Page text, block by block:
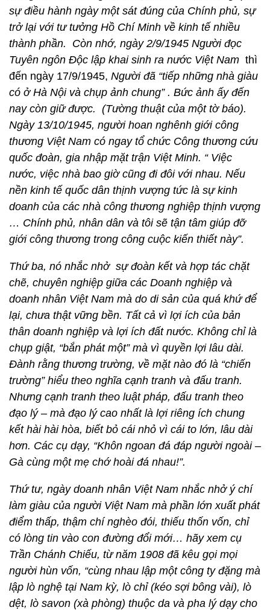
sự điều hành ngày một sát đúng của Chính phủ, sự
trở lại với tư tưởng Hồ Chí Minh về kinh tế nhiều
thành phần. Còn nhớ, ngày 2/9/1945 Người đọc
Tuyên ngôn Độc lập khai sinh ra nước Việt Nam thì
đến ngày 17/9/1945, Người đã “tiếp những nhà giàu
có ở Hà Nội và chụp ảnh chung” . Bức ảnh ấy đến
nay còn giữ được. (Tường thuật của một tờ báo).
Ngày 13/10/1945, người hoan nghênh giới công
thương Việt Nam có ngay tổ chức Công thương cứu
quốc đoàn, gia nhập mặt trận Việt Minh. “ Việc
nước, việc nhà bao giờ cũng đi đôi với nhau. Nếu
nền kinh tế quốc dân thịnh vượng tức là sự kinh
doanh của các nhà công thương nghiệp thịnh vượng
… Chính phủ, nhân dân và tôi sẽ tận tâm giúp đỡ
giới công thương trong công cuộc kiến thiết này”.
Thứ ba, nó nhắc nhở sự đoàn kết và hợp tác chặt
chẽ, chuyên nghiệp giữa các Doanh nghiệp và
doanh nhân Việt Nam mà do di sản của quá khứ để
lại, chưa thật vững bền. Tất cả vì lợi ích của bản
thân doanh nghiệp và lợi ích đất nước. Không chỉ là
chụp giật, “bắn phát một” mà vì quyền lợi lâu dài.
Đành rằng thương trường, về mặt nào đó là “chiến
trường” hiểu theo nghĩa cạnh tranh và đấu tranh.
Nhưng cạnh tranh theo luật pháp, đấu tranh theo
đạo lý – mà đạo lý cao nhất là lợi riêng ích chung
kết hài hài hòa, biết bỏ cái nhỏ vì cái to lớn, lâu dài
hơn. Các cụ dạy, “Khôn ngoan đá đáp người ngoài –
Gà cùng một mẹ chớ hoài đá nhau!”.
Thứ tư, ngày doanh nhân Việt Nam nhắc nhở ý chí
làm giàu của người Việt Nam mà phần lớn xuất phát
điểm thấp, thậm chí nghèo đói, thiếu thốn vốn, chỉ
có lòng tin vào con đường đổi mới… hãy xem cụ
Trần Chánh Chiếu, từ năm 1908 đã kêu gọi mọi
người hùn vốn, “cùng nhau lập một công ty đặng mà
lập lò nghệ tại Nam kỳ, lò chỉ (kéo sợi bông vài), lò
dệt, lò savon (xà phòng) thuộc da và pha lý dạy cho